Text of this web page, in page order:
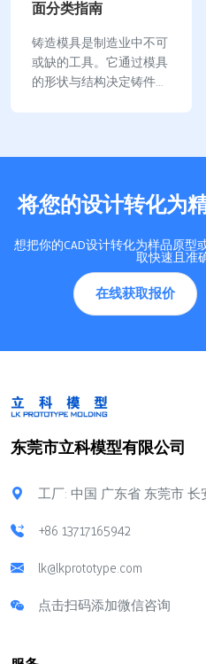
面分类指南
铸造模具是制造业中不可
或缺的工具。它通过模具
的形状与结构决定铸件的
件产量自2000年起居世
17%的速度增长，远超…
将您的设计转化为
想把你的CAD设计转化为样品原型
取快速且准
在线获取报价
东莞市立科模型有限公司
工厂: 中国 广东省 东莞市 长
+86 13717165942
lk@lkprototype.com
点击扫码添加微信咨询